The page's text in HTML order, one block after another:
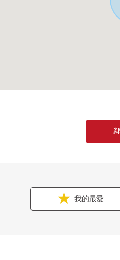
我的最愛